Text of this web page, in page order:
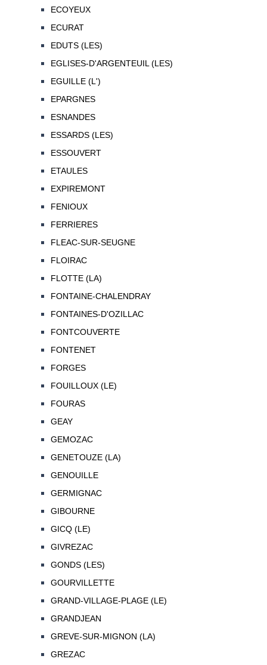
ECOYEUX
ECURAT
EDUTS (LES)
EGLISES-D'ARGENTEUIL (LES)
EGUILLE (L')
EPARGNES
ESNANDES
ESSARDS (LES)
ESSOUVERT
ETAULES
EXPIREMONT
FENIOUX
FERRIERES
FLEAC-SUR-SEUGNE
FLOIRAC
FLOTTE (LA)
FONTAINE-CHALENDRAY
FONTAINES-D'OZILLAC
FONTCOUVERTE
FONTENET
FORGES
FOUILLOUX (LE)
FOURAS
GEAY
GEMOZAC
GENETOUZE (LA)
GENOUILLE
GERMIGNAC
GIBOURNE
GICQ (LE)
GIVREZAC
GONDS (LES)
GOURVILLETTE
GRAND-VILLAGE-PLAGE (LE)
GRANDJEAN
GREVE-SUR-MIGNON (LA)
GREZAC